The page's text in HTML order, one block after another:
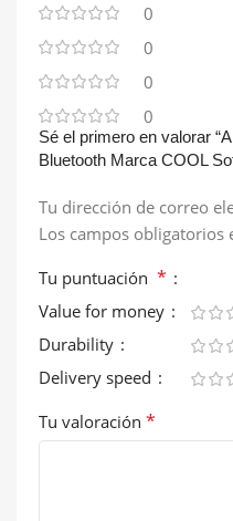
0
0
0
0
Sé el primero en valorar
Bluetooth Marca COOL
Tu dirección de correo
Los campos obligatorios
Tu puntuación *
Value for money
Durability
Delivery speed
Tu valoración *